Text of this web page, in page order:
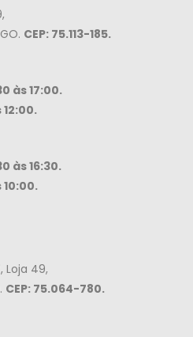
CEP: 75.113-185.
às 17:00.
às 16:30.
10:00.
Loja 49,
CEP: 75.064-780.